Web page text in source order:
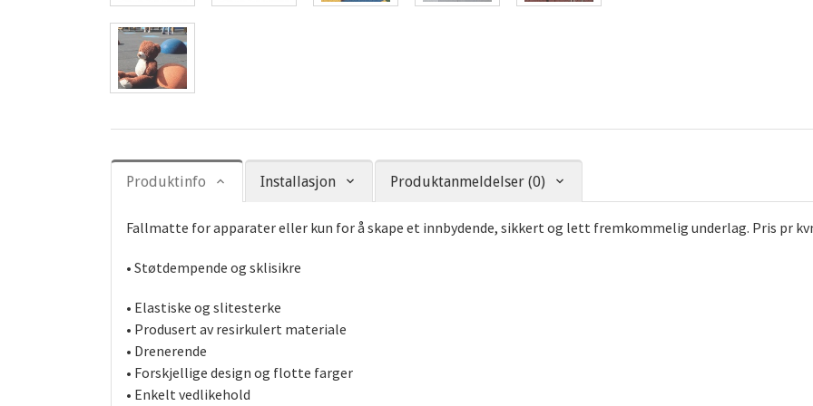
Produktinfo Installasjon Produktanmeldelser (0)
Fallmatte for apparater eller kun for å skape et innbydende, sikkert og lett fremkommelig underlag. Pris pr
• Støtdempende og sklisikre
• Elastiske og slitesterke
• Produsert av resirkulert materiale
• Drenerende
• Forskjellige design og flotte farger
• Enkelt vedlikehold